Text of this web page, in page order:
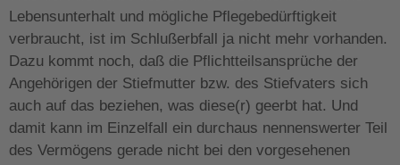
Lebensunterhalt und mögliche Pflegebedürftigkeit
verbraucht, ist im Schlußerbfall ja nicht mehr vorhanden.
Dazu kommt noch, daß die Pflichtteilsansprüche der
Angehörigen der Stiefmutter bzw. des Stiefvaters sich
auch auf das beziehen, was diese(r) geerbt hat. Und
damit kann im Einzelfall ein durchaus nennenswerter Teil
des Vermögens gerade nicht bei den vorgesehenen